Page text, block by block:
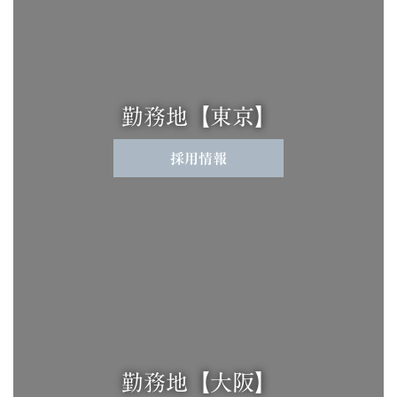
勤務地【東京】
採用情報
勤務地【大阪】